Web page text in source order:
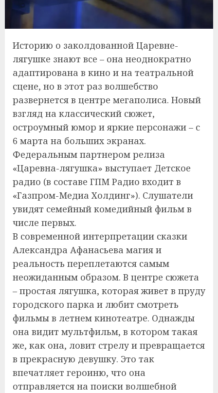
Историю о заколдованной Царевне-
лягушке знают все – она неоднократно
адаптирована в кино и на театральной
сцене, но в этот раз волшебство
развернется в центре мегаполиса. Новый
взгляд на классический сюжет,
остроумный юмор и яркие персонажи – с
6 марта на больших экранах.
Федеральным партнером релиза
«Царевна-лягушка» выступает Детское
радио (в составе ГПМ Радио входит в
«Газпром-Медиа Холдинг»). Слушатели
увидят семейный комедийный фильм в
числе первых.
В современной интерпретации сказки
Александра Афанасьева магия и
реальность переплетаются самым
неожиданным образом. В центре сюжета
– простая лягушка, которая живет в пруду
городского парка и любит смотреть
фильмы в летнем кинотеатре. Однажды
она видит мультфильм, в котором такая
же, как она, ловит стрелу и превращается
в прекрасную девушку. Это так
впечатляет героиню, что она
отправляется на поиски волшебной